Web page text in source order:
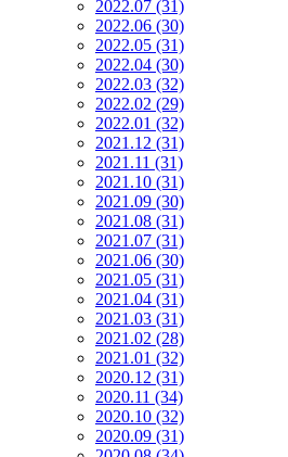
2022.07 (31)
2022.06 (30)
2022.05 (31)
2022.04 (30)
2022.03 (32)
2022.02 (29)
2022.01 (32)
2021.12 (31)
2021.11 (31)
2021.10 (31)
2021.09 (30)
2021.08 (31)
2021.07 (31)
2021.06 (30)
2021.05 (31)
2021.04 (31)
2021.03 (31)
2021.02 (28)
2021.01 (32)
2020.12 (31)
2020.11 (34)
2020.10 (32)
2020.09 (31)